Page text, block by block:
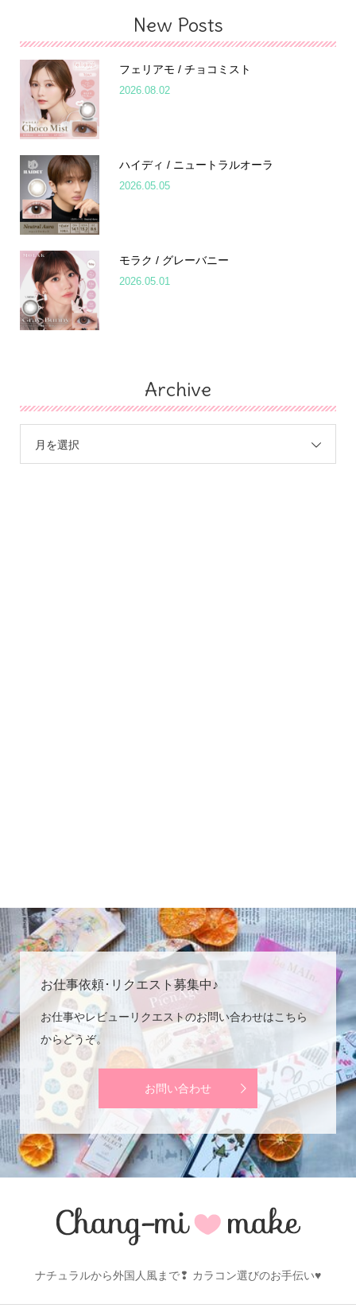
New Posts
フェリアモ / チョコミスト
2026.08.02
ハイディ / ニュートラルオーラ
2026.05.05
モラク / グレーバニー
2026.05.01
Archive
月を選択
お仕事依頼･リクエスト募集中♪
お仕事やレビューリクエストのお問い合わせはこちら
からどうぞ。
お問い合わせ
ナチュラルから外国人風まで❢ カラコン選びのお手伝い♥